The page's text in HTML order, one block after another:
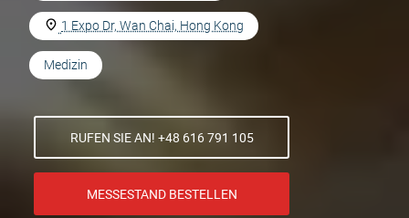
1 Expo Dr, Wan Chai, Hong Kong
Medizin
RUFEN SIE AN! +48 616 791 105
MESSESTAND BESTELLEN